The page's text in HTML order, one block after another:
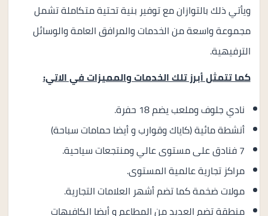
ويأتي ذلك بالتوازان مع توفير بنية تحتية متكاملة تشمل
مجموعة واسعة من الخدمات والمرافق العامة والوسائل
الترفيهية.
كما تتمثل أبرز تلك الخدمات والمميزات في الاتي:
نادي جلوف وملعب يضم 18 حفرة.
أنشطة مائية (كاياك وقوارب و أيضا حمامات سباحة)
7 فنادق على مستوى عالي ومنتجعات سياحية.
مراكز تجارية عالمية المستوى.
مولات ضخمة كما تضم أشهر العلامات التجارية.
منطقة تضم العديد من المطاعم و أيضا الكافيهات